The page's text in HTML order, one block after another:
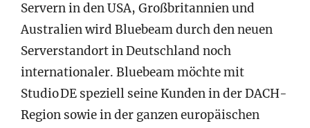
Servern in den USA, Großbritannien und
Australien wird Bluebeam durch den neuen
Serverstandort in Deutschland noch
internationaler. Bluebeam möchte mit
Studio DE speziell seine Kunden in der DACH-
Region sowie in der ganzen europäischen